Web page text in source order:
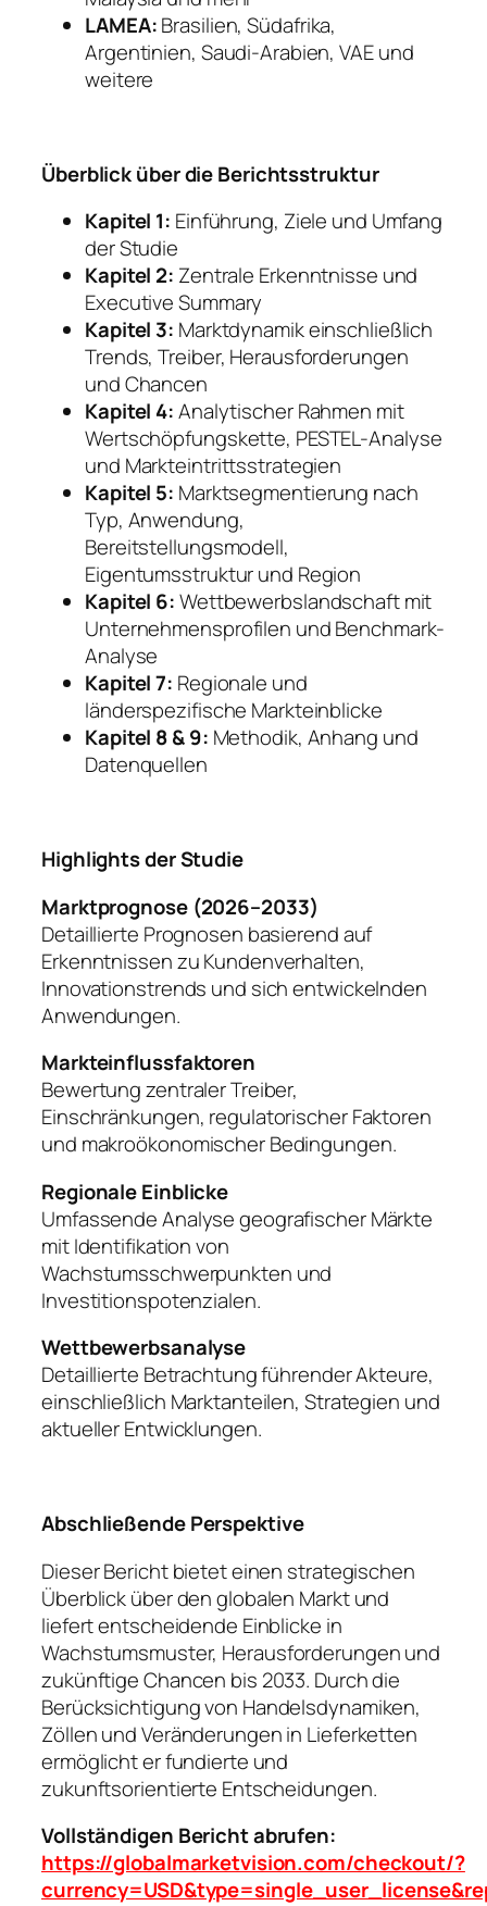
LAMEA:Brasilien, Südafrika,
Argentinien, Saudi-Arabien, VAE und
weitere
Überblick über die Berichtsstruktur
Kapitel 1: Einführung, Ziele und Umfang
der Studie
Kapitel 2: Zentrale Erkenntnisse und
Executive Summary
Kapitel 3: Marktdynamik einschließlich
Trends, Treiber, Herausforderungen
und Chancen
Kapitel 4:Analytischer Rahmen mit
Wertschöpfungskette, PESTEL-Analyse
und Markteintrittsstrategien
Kapitel 5: Marktsegmentierung nach
Typ, Anwendung,
Bereitstellungsmodell,
Eigentumsstruktur und Region
Kapitel 6:Wettbewerbslandschaft mit
Unternehmensprofilen und Benchmark-
Analyse
Kapitel 7: Regionale und
länderspezifische Markteinblicke
Kapitel 8 & 9: Methodik, Anhang und
Datenquellen
Highlights der Studie
Marktprognose (2026–2033)
Detaillierte Prognosen basierend auf
Erkenntnissen zu Kundenverhalten,
Innovationstrends und sich entwickelnden
Anwendungen.
Markteinflussfaktoren
Bewertung zentraler Treiber,
Einschränkungen, regulatorischer Faktoren
und makroökonomischer Bedingungen.
Regionale Einblicke
Umfassende Analyse geografischer Märkte
mit Identifikation von
Wachstumsschwerpunkten und
Investitionspotenzialen.
Wettbewerbsanalyse
Detaillierte Betrachtung führender Akteure,
einschließlich Marktanteilen, Strategien und
aktueller Entwicklungen.
Abschließende Perspektive
Dieser Bericht bietet einen strategischen
Überblick über den globalen Markt und
liefert entscheidende Einblicke in
Wachstumsmuster, Herausforderungen und
zukünftige Chancen bis 2033. Durch die
Berücksichtigung von Handelsdynamiken,
Zöllen und Veränderungen in Lieferketten
ermöglicht er fundierte und
zukunftsorientierte Entscheidungen.
Vollständigen Bericht abrufen:
https://globalmarketvision.com/checkout/?